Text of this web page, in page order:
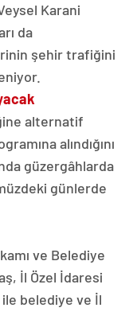
Karani
da
şehir trafiğini
alternatif
alındığını
güzergâhlarda
günlerde
ve Belediye
İl Özel İdaresi
belediye ve İl